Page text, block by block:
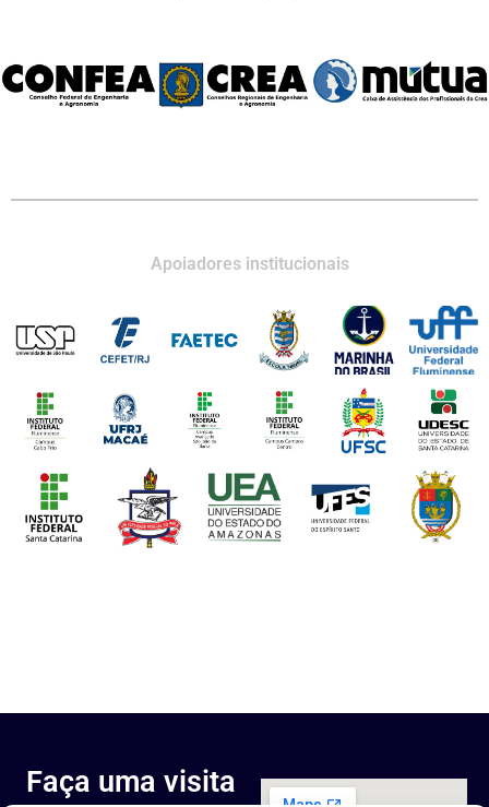
Apoiadores institucionais
Faça uma visita